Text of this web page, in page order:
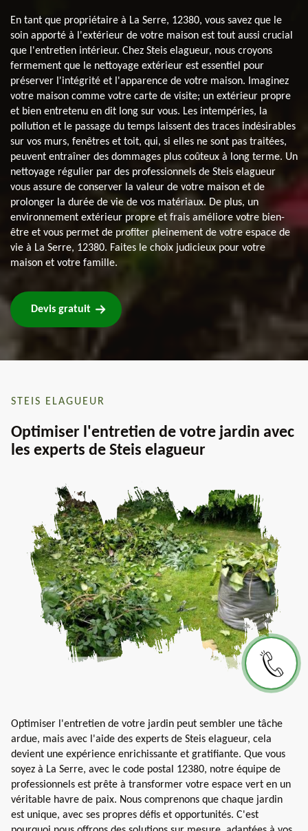
En tant que propriétaire à La Serre, 12380, vous savez que le
soin apporté à l'extérieur de votre maison est tout aussi crucial
que l'entretien intérieur. Chez Steis elagueur, nous croyons
fermement que le nettoyage extérieur est essentiel pour
préserver l'intégrité et l'apparence de votre maison. Imaginez
votre maison comme votre carte de visite; un extérieur propre
et bien entretenu en dit long sur vous. Les intempéries, la
pollution et le passage du temps laissent des traces indésirables
sur vos murs, fenêtres et toit, qui, si elles ne sont pas traitées,
peuvent entraîner des dommages plus coûteux à long terme. Un
nettoyage régulier par des professionnels de Steis elagueur
vous assure de conserver la valeur de votre maison et de
prolonger la durée de vie de vos matériaux. De plus, un
environnement extérieur propre et frais améliore votre bien-
être et vous permet de profiter pleinement de votre espace de
vie à La Serre, 12380. Faites le choix judicieux pour votre
maison et votre famille.
Devis gratuit
STEIS ELAGUEUR
Optimiser l'entretien de votre jardin avec
les experts de Steis elagueur
Optimiser l'entretien de votre jardin peut sembler une tâche
ardue, mais avec l'aide des experts de Steis elagueur, cela
devient une expérience enrichissante et gratifiante. Que vous
soyez à La Serre, avec le code postal 12380, notre équipe de
professionnels est prête à transformer votre espace vert en un
véritable havre de paix. Nous comprenons que chaque jardin
est unique, avec ses propres défis et opportunités. C'est